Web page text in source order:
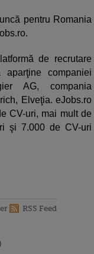
pentru Romania
de recrutare
companiei
AG, compania
Elveţia. eJobs.ro
CV-uri, mai mult de
şi 7.000 de CV-uri
RSS Feed